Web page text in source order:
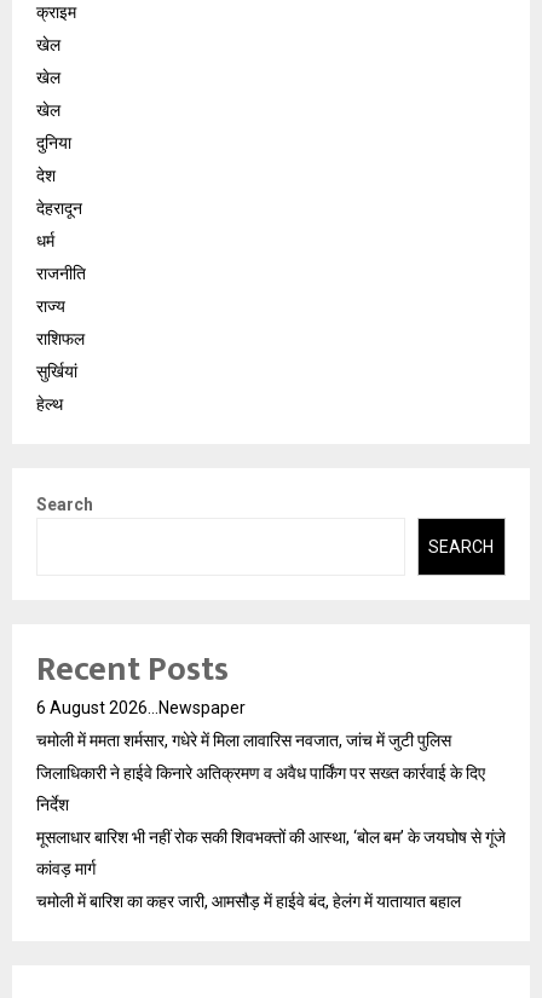
क्राइम
खेल
खेल
खेल
दुनिया
देश
देहरादून
धर्म
राजनीति
राज्य
राशिफल
सुर्खियां
हेल्थ
Search
SEARCH
Recent Posts
6 August 2026…Newspaper
चमोली में ममता शर्मसार, गधेरे में मिला लावारिस नवजात, जांच में जुटी पुलिस
जिलाधिकारी ने हाईवे किनारे अतिक्रमण व अवैध पार्किंग पर सख्त कार्रवाई के दिए
निर्देश
मूसलाधार बारिश भी नहीं रोक सकी शिवभक्तों की आस्था, ‘बोल बम’ के जयघोष से गूंजे
कांवड़ मार्ग
चमोली में बारिश का कहर जारी, आमसौड़ में हाईवे बंद, हेलंग में यातायात बहाल